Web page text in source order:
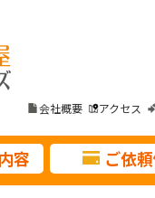
会社概要 アクセス
容 ご依